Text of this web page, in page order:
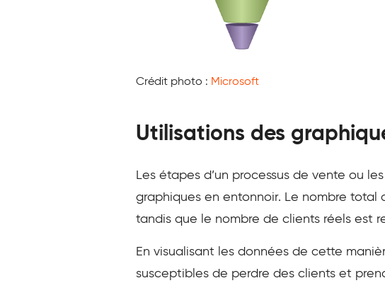
Crédit photo : Microsoft
Utilisations des
Les étapes d’un processus de vente ou
graphiques en entonnoir. Le nombre
tandis que le nombre de clients réels est
En visualisant les données de cette
susceptibles de perdre des clients et